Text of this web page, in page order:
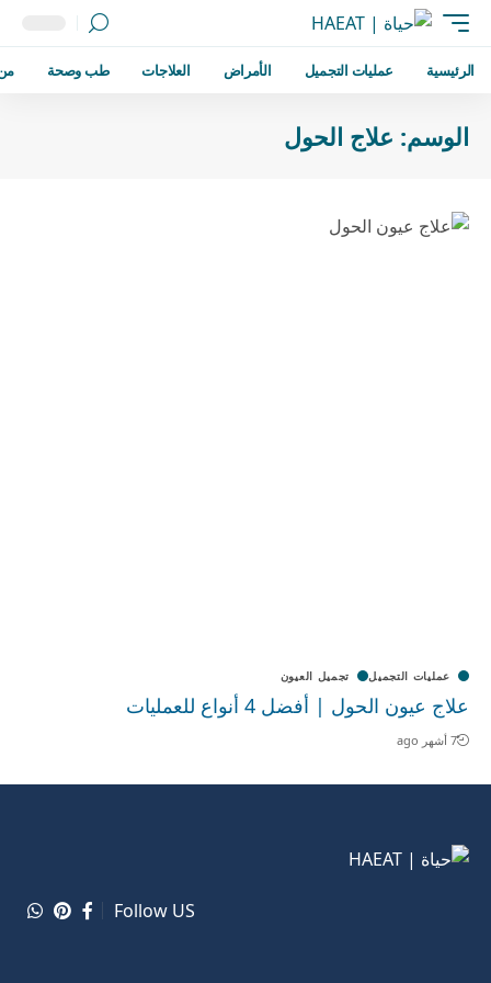
الرئيسية عمليات التجميل الأمراض العلاجات طب وصحة
الوسم: علاج الحول
عمليات التجميل تجميل العيون
علاج عيون الحول | أفضل 4 أنواع للعمليات
7 أشهر ago
Follow US